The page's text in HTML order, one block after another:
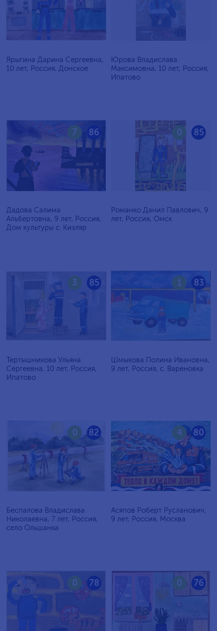
Ярыгина Дарина Сергеевна,
10 лет, Россия, Донское
Юрова Владислава
Максимовна, 10 лет, Россия,
Ипатово
86
7
Дадова Салима
Альбертовна, 9 лет, Россия,
Дом культуры с. Кизляр
85
0
Романко Данил Павлович, 9
лет, Россия, Омск
85
3
Тертышникова Ульяна
Сергеевна, 10 лет, Россия,
Ипатово
83
1
Шмыкова Полина Ивановна,
9 лет, Россия, с. Вареновка
82
0
Беспалова Владислава
Николаевна, 7 лет, Россия,
село Ольшанка
80
4
Асяпов Роберт Русланович,
9 лет, Россия, Москва
78
0 76
0